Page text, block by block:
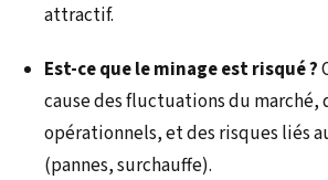
attractif.
Est-ce que le minage est risqué ?
cause des fluctuations du marché,
opérationnels, et des risques liés
(pannes, surchauffe).